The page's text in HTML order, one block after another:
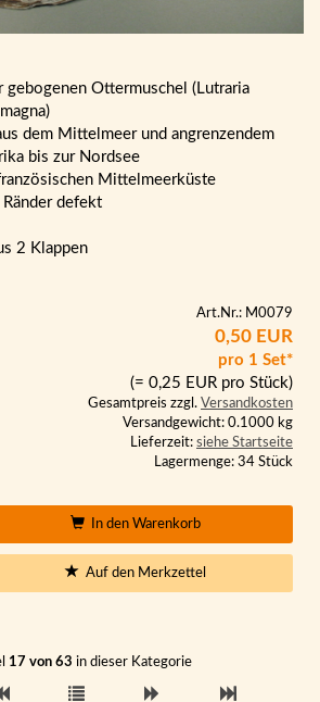
gebogenen Ottermuschel (Lutraria
dem Mittelmeer und angrenzendem
bis zur Nordsee
Mittelmeerküste
defekt
2 Klappen
Art.Nr.: M0079
0,50 EUR
pro 1 Set*
(= 0,25 EUR pro Stück)
Gesamtpreis zzgl. Versandkosten
Versandgewicht: 0.1000 kg
Lieferzeit: siehe Startseite
Lagermenge: 34 Stück
In den Warenkorb
Auf den Merkzettel
17 von 63 in dieser Kategorie